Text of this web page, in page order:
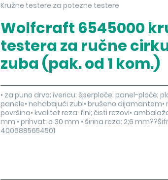
Kružne testere za potezne testere
Wolfcraft 6545000
testera za ručne
zuba (pak. od 1 kom.)
• za puno drvo; ivericu; šperploče; panel-ploče;
panele• nehabajući zubi• brušeno
površina• kvalitet reza: fini; čisti rezovi•
mm • prihvat: o 30 mm • širina reza: 2;6
4006885654501